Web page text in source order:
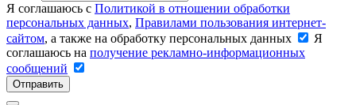
Я соглашаюсь с Политикой в отношении обработки
персональных данных, Правилами пользования интернет-
сайтом, а также на обработку персональных данных
Я
соглашаюсь на получение рекламно-информационных
сообщений
Отправить